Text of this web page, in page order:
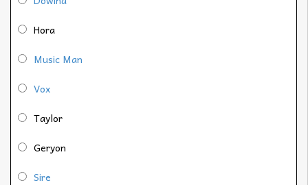
Hora
Music Man
Vox
Taylor
Geryon
Sire